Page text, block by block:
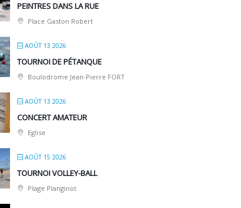
PEINTRES DANS LA RUE
Place Gaston Robert
AOÛT 13 2026
TOURNOI DE PÉTANQUE
Boulodrome Jean-Pierre FORT
AOÛT 13 2026
CONCERT AMATEUR
Eglise
AOÛT 15 2026
TOURNOI VOLLEY-BALL
Plage Planginot